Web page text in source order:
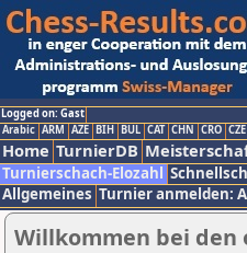
Logged on: Gast
Arabic ARM AZE BIH BUL CAT CHN CRO CZE
Home TurnierDB
Turnierschach-Elozahl
Allgemeines Turnier anmelden:
Willkommen bei den